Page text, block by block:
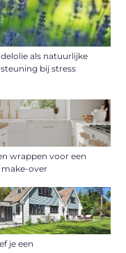
als natuurlijke
bij stress
wrappen voor een
make-over
je een